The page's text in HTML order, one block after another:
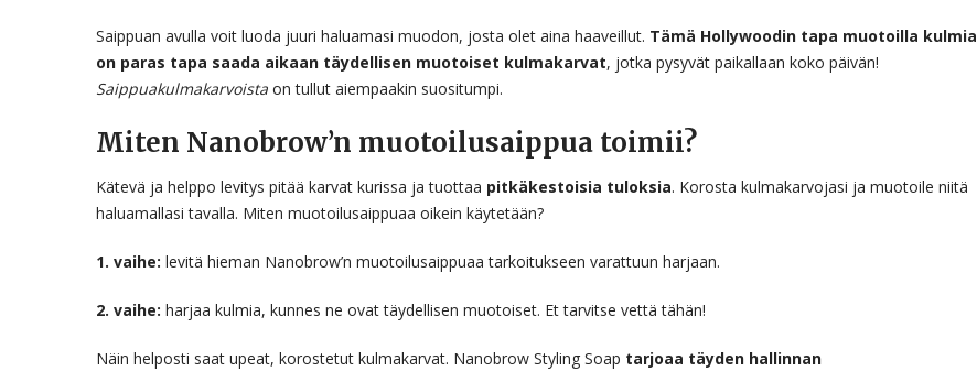
Saippuan avulla voit luoda juuri haluamasi muodon, josta olet aina haaveillut. Tämä Hollywoodin tapa muotoilla kulmia
on paras tapa saada aikaan täydellisen muotoiset kulmakarvat, jotka pysyvät paikallaan koko päivän!
Saippuakulmakarvoista on tullut aiempaakin suositumpi.
Miten Nanobrow’n muotoilusaippua toimii?
Kätevä ja helppo levitys pitää karvat kurissa ja tuottaa pitkäkestoisia tuloksia. Korosta kulmakarvojasi ja muotoile niitä
haluamallasi tavalla. Miten muotoilusaippuaa oikein käytetään?
1. vaihe: levitä hieman Nanobrow’n muotoilusaippuaa tarkoitukseen varattuun harjaan.
2. vaihe: harjaa kulmia, kunnes ne ovat täydellisen muotoiset. Et tarvitse vettä tähän!
Näin helposti saat upeat, korostetut kulmakarvat. Nanobrow Styling Soap tarjoaa täyden hallinnan